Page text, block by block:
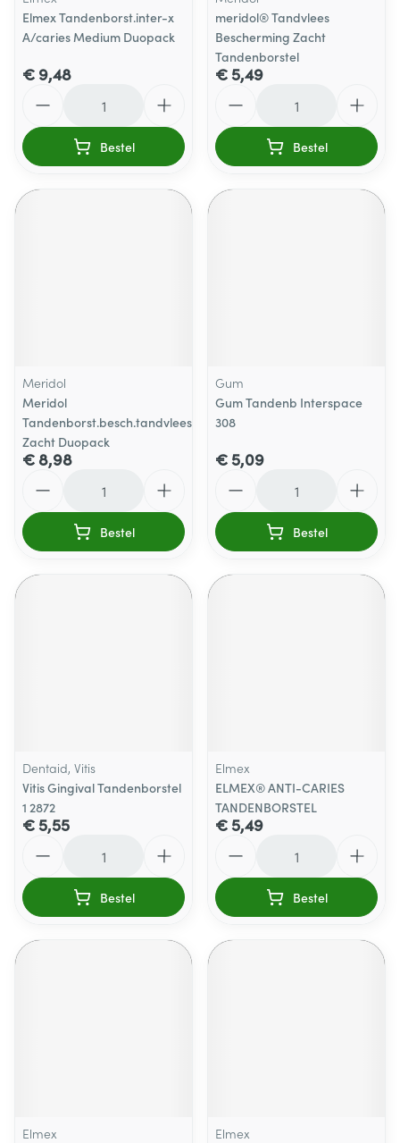
Elmex Tandenborst.inter-x
A/caries Medium Duopack
€ 9,48
Bestel
meridol® Tandvlees
Bescherming Zacht
Tandenborstel
€ 5,49
Bestel
Meridol
Meridol
Tandenborst.besch.tandvlees
Zacht Duopack
€ 8,98
Bestel
Gum
Gum Tandenb Interspace
308
€ 5,09
Bestel
Dentaid, Vitis
Vitis Gingival Tandenborstel
1 2872
€ 5,55
Bestel
Elmex
ELMEX® ANTI-CARIES
TANDENBORSTEL
€ 5,49
Bestel
Elmex
Elmex